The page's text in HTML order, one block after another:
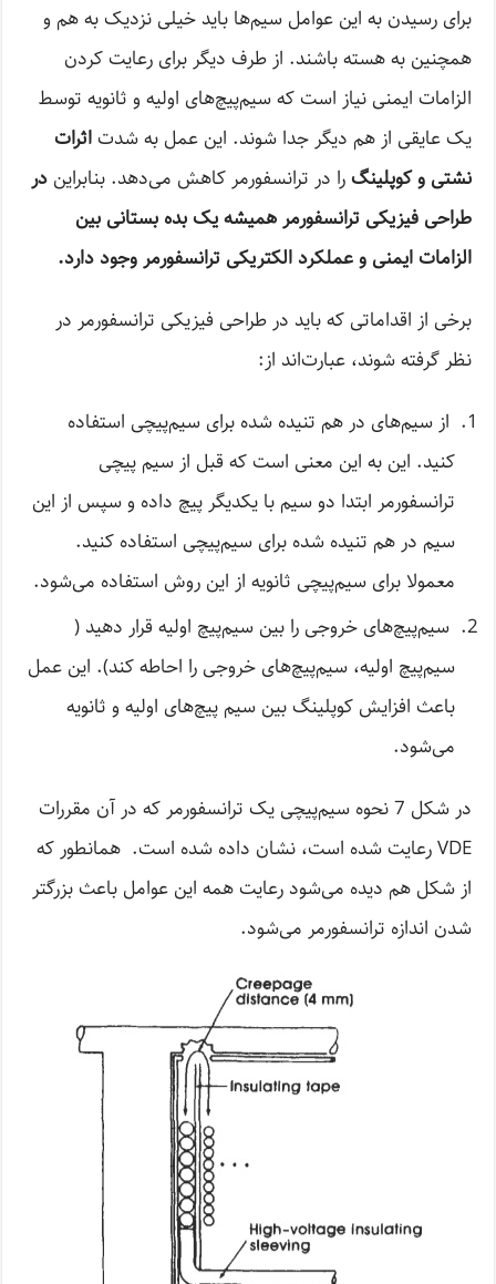
برای رسیدن به این عوامل سیم‌ها باید خیلی نزدیک به هم و
همچنین به هسته باشند. از طرف دیگر برای رعایت کردن
الزامات ایمنی نیاز است که سیم‌پیچ‌های اولیه و ثانویه توسط
یک عایقی از هم دیگر جدا شوند. این عمل به شدتاثرات
نشتی و کوپلینگ را در ترانسفورمر کاهش می‌دهد. بنابرایندر
طراحی فیزیکی ترانسفورمر همیشه یک بده بستانی بین
الزامات ایمنی و عملکرد الکتریکی ترانسفورمر وجود دارد.
برخی از اقداماتی که باید در طراحی فیزیکی ترانسفورمر در
نظر گرفته شوند، عبارت‌اند از:
از سیم‌های در هم تنیده شده برای سیم‌پیچی استفاده
کنید. این به این معنی است که قبل از سیم پیچی
ترانسفورمر ابتدا دو سیم با یکدیگر پیچ داده و سپس از این
سیم در هم تنیده شده برای سیم‌پیچی استفاده کنید.
معمولا برای سیم‌پیچی ثانویه از این روش استفاده می‌شود.
سیم‌پیچ‌های خروجی را بین سیم‌پیچ اولیه قرار دهید (
سیم‌پیچ اولیه، سیم‌پیچ‌های خروجی را احاطه کند). این عمل
باعث افزایش کوپلینگ بین سیم پیچ‌های اولیه و ثانویه
می‌شود.
در شکل 7 نحوه سیم‌پیچی یک ترانسفورمر که در آن مقررات
VDE رعایت شده است، نشان داده شده است. همانطور که
از شکل هم دیده می‌شود رعایت همه این عوامل باعث بزرگتر
شدن اندازه ترانسفورمر می‌شود.